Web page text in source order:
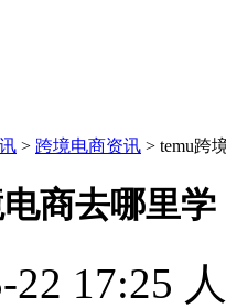
> 跨境电商资讯 > temu跨
商去哪里学
22 17:25